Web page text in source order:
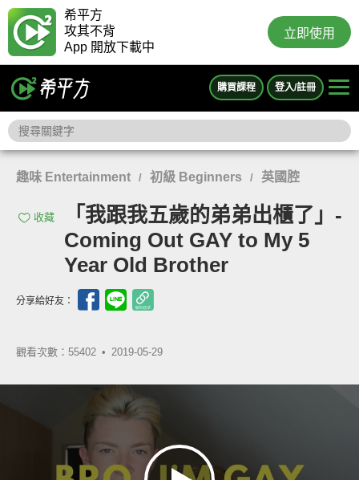
希平方
攻其不背
App 開放下載中
立即使用
購買課程 登入/註冊
趣味 Entertainment / 初級 Beginners / 英國腔
收藏
「我跟我五歲的弟弟出櫃了」-
Coming Out GAY to My 5
Year Old Brother
分享給好友：
觀看次數：55402 • 2019-05-29